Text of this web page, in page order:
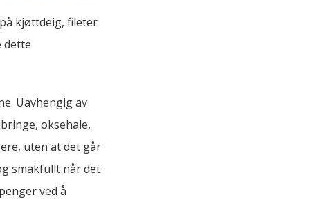
kjøttdeig, fileter
dette
Uavhengig av
oksehale,
uten at det går
smakfullt når det
ved å